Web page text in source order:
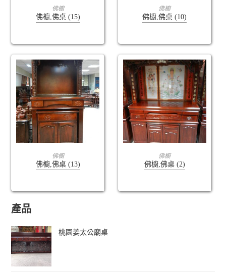
查看內容
佛櫥
佛櫥,佛桌 (15)
查看內容
佛櫥
佛櫥,佛桌 (10)
查看內容
佛櫥
佛櫥,佛桌 (13)
查看內容
佛櫥
佛櫥,佛桌 (2)
產品
桃園姜太公廟桌